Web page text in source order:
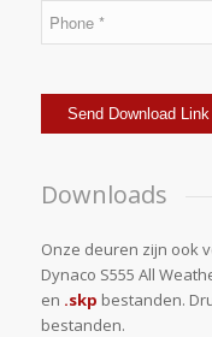
Downloads
Onze deuren zijn ook
Dynaco S555 All
en .skp bestanden.
bestanden.